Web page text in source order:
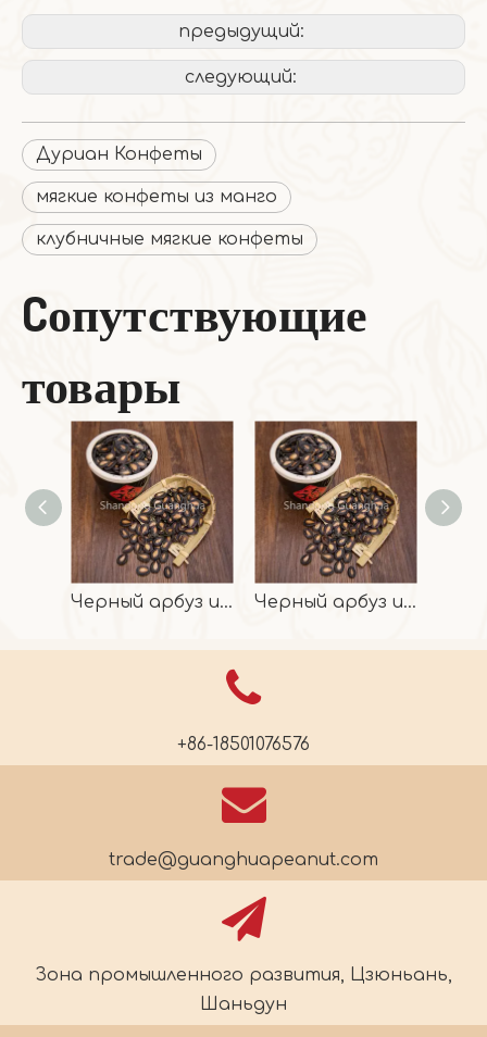
предыдущий:
следующий:
Дуриан Конфеты
мягкие конфеты из манго
клубничные мягкие конфеты
Cопутствующие
товары
Черный арбуз из Китая Черный арбуз из Китая
+86-18501076576
trade@guanghuapeanut.com
Зона промышленного развития, Цзюньань,
Шаньдун